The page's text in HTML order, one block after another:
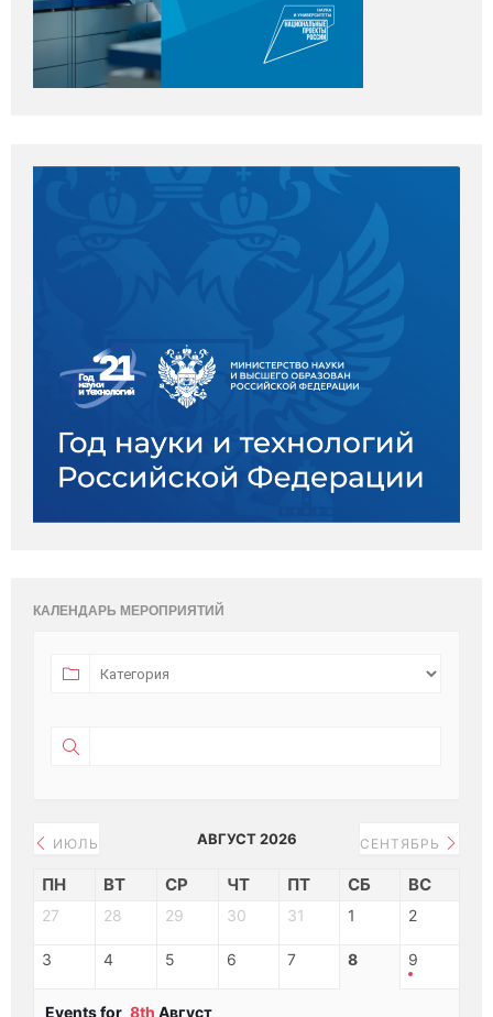
КАЛЕНДАРЬ МЕРОПРИЯТИЙ
ИЮЛЬ АВГУСТ 2026 СЕНТЯБРЬ
ПН ВТ СР ЧТ ПТ СБ ВС
27 28 29 30 31 1 2
3 4 5 6 7 8 9
Events for 8th Август